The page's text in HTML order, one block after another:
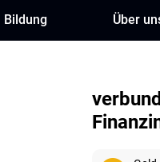
Bildung Über